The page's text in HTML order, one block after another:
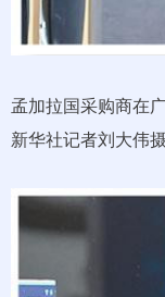
孟加拉国采购商在
新华社记者刘大伟